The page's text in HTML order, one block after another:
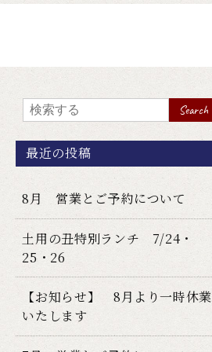
Search
最近の投稿
8月 営業とご予約について
土用の丑特別ランチ 7/24・
25・26
【お知らせ】 8月より一時休業
いたします